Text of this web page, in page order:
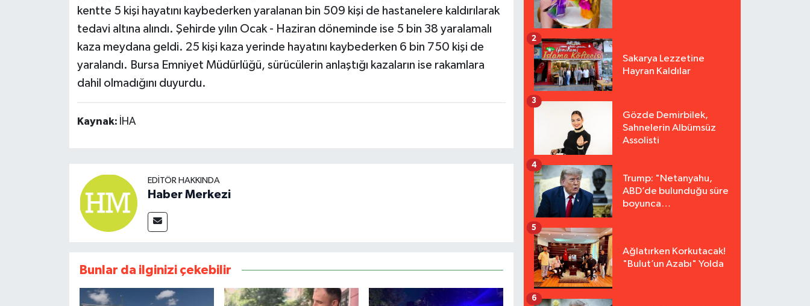
kentte 5 kişi hayatını kaybederken yaralanan bin 509 kişi de hastanelere kaldırılarak
tedavi altına alındı. Şehirde yılın Ocak - Haziran döneminde ise 5 bin 38 yaralamalı
kaza meydana geldi. 25 kişi kaza yerinde hayatını kaybederken 6 bin 750 kişi de
yaralandı. Bursa Emniyet Müdürlüğü, sürücülerin anlaştığı kazaların ise rakamlara
dahil olmadığını duyurdu.
Kaynak: İHA
EDITÖR HAKKINDA
Haber Merkezi
Bunlar da ilginizi çekebilir
Sakarya Lezzetine
Hayran Kaldılar
2
Gözde Demirbilek,
Sahnelerin Albümsüz
Assolisti
3
Trump: "Netanyahu,
ABD’de bulunduğu süre
boyunca
4
Ağlatırken Korkutacak!
"Bulut’un Azabı" Yolda
5
6